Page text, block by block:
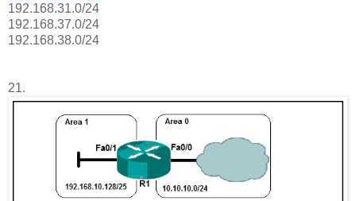
192.168.31.0/24
192.168.37.0/24
192.168.38.0/24
21.